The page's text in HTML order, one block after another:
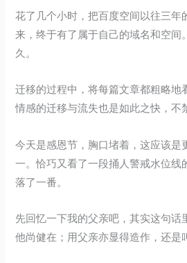
道
花了几个小时，把百度空间以往三年
来，终于有了属于自己的域名和空间
久。
迁移的过程中，将每篇文章都粗略地
情感的迁移与流失也是如此之快，不
今天是感恩节，胸口堵着，这应该是
一。恰巧又看了一段捅人警戒水位线
落了一番。
先回忆一下我的父亲吧，其实这句话
他尚健在；用父亲亦显得造作，还是